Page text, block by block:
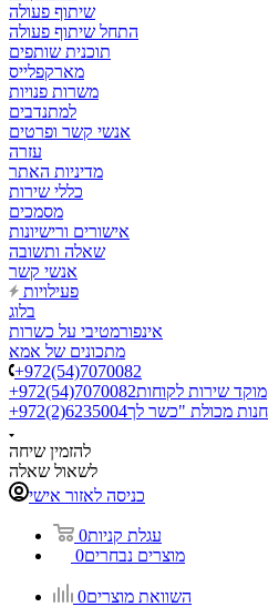
שיתוף פעולה
התחל שיתוף פעולה
תוכנית שותפים
מארקפלייס
משרות פנויות
למתנדבים
אנשי קשר ופרטים
עזרה
מדיניות האתר
כללי שירות
מסמכים
אישורים ורישיונות
שאלה ותשובה
אנשי קשר
פעילויות
בלוג
אינפורמטיבי על כשרות
מתכונים של אמא
+972(54)7070082
+972(54)7070082מוקד שירות לקוחות
+972(2)6235004
להזמין שיחה
לשאול שאלה
כניסה לאזור אישי
עגלת קניות0
מוצרים נבחרים0
השוואת מוצרים0